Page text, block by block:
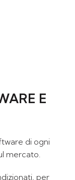
E
di ogni
mercato.
per